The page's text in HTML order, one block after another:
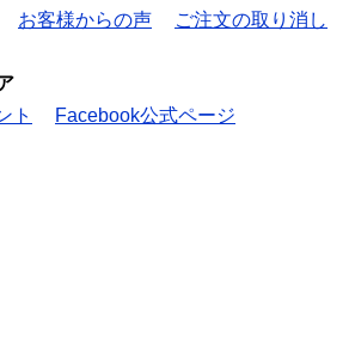
お客様からの声 ご注文の取り消し
ト
Facebook公式ページ